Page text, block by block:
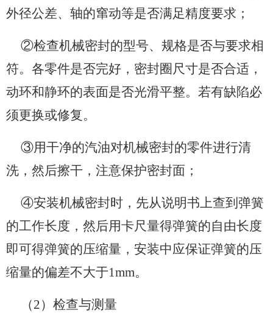
外径公差、轴的窜动等是否满足精度要求；
②检查机械密封的型号、规格是否与要求相
符。各零件是否完好，密封圈尺寸是否合适，
动环和静环的表面是否光滑平整。若有缺陷必
须更换或修复。
③用干净的汽油对机械密封的零件进行清
洗，然后擦干，注意保护密封面；
④安装机械密封时，先从说明书上查到弹簧
的工作长度，然后用卡尺量得弹簧的自由长度
即可得弹簧的压缩量，安装中应保证弹簧的压
缩量的偏差不大于1mm。
（2）检查与测量